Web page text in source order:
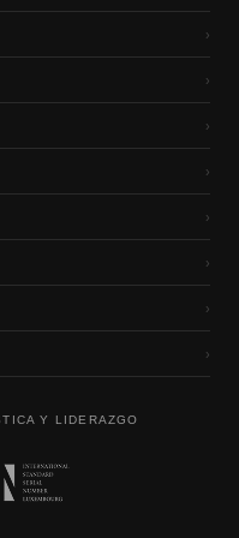
›
›
›
›
›
›
›
›
Y LIDERAZGO